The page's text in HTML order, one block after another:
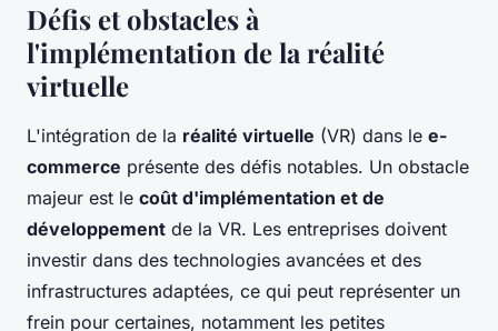
Défis et obstacles à
l'implémentation de la réalité
virtuelle
L'intégration de la réalité virtuelle (VR) dans le e-
commerce présente des défis notables. Un obstacle
majeur est le coût d'implémentation et de
développement de la VR. Les entreprises doivent
investir dans des technologies avancées et des
infrastructures adaptées, ce qui peut représenter un
frein pour certaines, notamment les petites